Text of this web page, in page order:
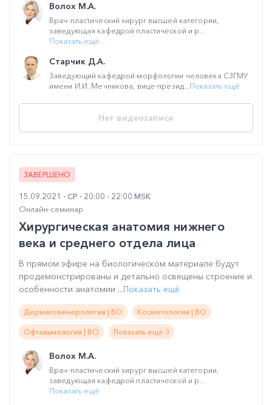
Волох М.А.
Врач-пластический хирург высшей категории,
заведующая кафедрой пластической и р...
Показать ещё
Старчик Д.А.
Заведующий кафедрой морфологии человека СЗГМУ
имени И.И. Мечникова, вице-презид...Показать ещё
Нет видеозаписи
ЗАВЕРШЕНО
15.09.2021 СР
20:00 - 22:00 MSK
Онлайн-семинар
Хирургическая анатомия нижнего
века и среднего отдела лица
В прямом эфире на биологическом материале будут
продемонстрированы и детально освещены строение и
особенности анатомии ...Показать ещё
Дерматовенерология | ВО Косметология | ВО
Офтальмология | ВО Показать ещё 3
Волох М.А.
Врач-пластический хирург высшей категории,
заведующая кафедрой пластической и р...
Показать ещё